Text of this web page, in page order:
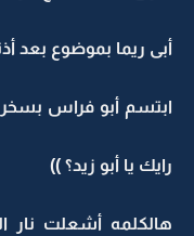
أبى ريما بموضوع بعد
ابتسم أبو فراس
رايك يا أبو زيد؟ ))
هالكلمه أشعلت نار